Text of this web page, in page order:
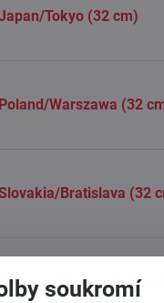
Tokyo (32 cm)
Warszawa (32
Bratislava (32
Budapest (32
soukromí